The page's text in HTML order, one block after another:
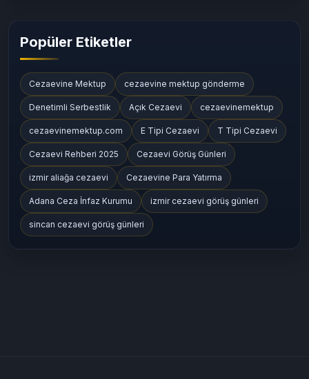
Popüler Etiketler
Cezaevine Mektup cezaevine mektup gönderme
Denetimli Serbestlik Açık Cezaevi cezaevinemektup
cezaevinemektup.com E Tipi Cezaevi T Tipi Cezaevi
Cezaevi Rehberi 2025 Cezaevi Görüş Günleri
izmir aliağa cezaevi Cezaevine Para Yatırma
Adana Ceza İnfaz Kurumu izmir cezaevi görüş günleri
sincan cezaevi görüş günleri